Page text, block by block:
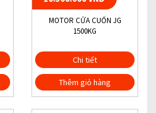
MOTOR CỬA CUỐN JG
1500KG
Chi tiết
Thêm giỏ hàng